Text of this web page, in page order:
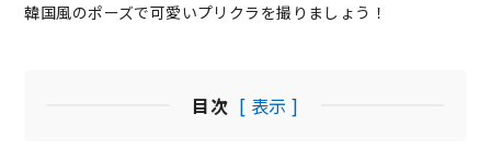
韓国風のポーズで可愛いプリクラを撮りましょう！
目次 [ 表示 ]